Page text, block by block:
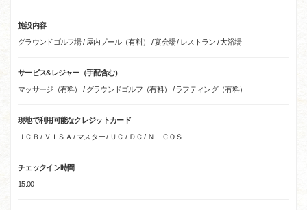
施設内容
グラウンドゴルフ場 / 屋内プール（有料） / 宴会場 / レストラン / 大浴場
サービス&レジャー（手配含む）
マッサージ（有料） / グラウンドゴルフ（有料） / ラフティング（有料）
現地で利用可能なクレジットカード
ＪＣＢ / ＶＩＳＡ / マスター / ＵＣ / ＤＣ / ＮＩＣＯＳ
チェックイン時間
15:00